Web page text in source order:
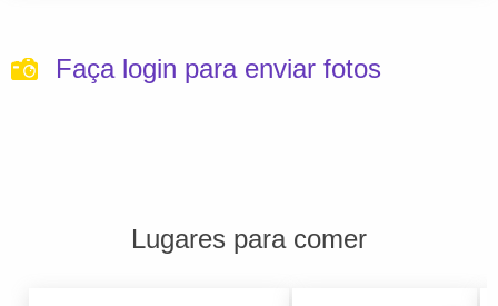
Faça login para enviar fotos
Lugares para comer